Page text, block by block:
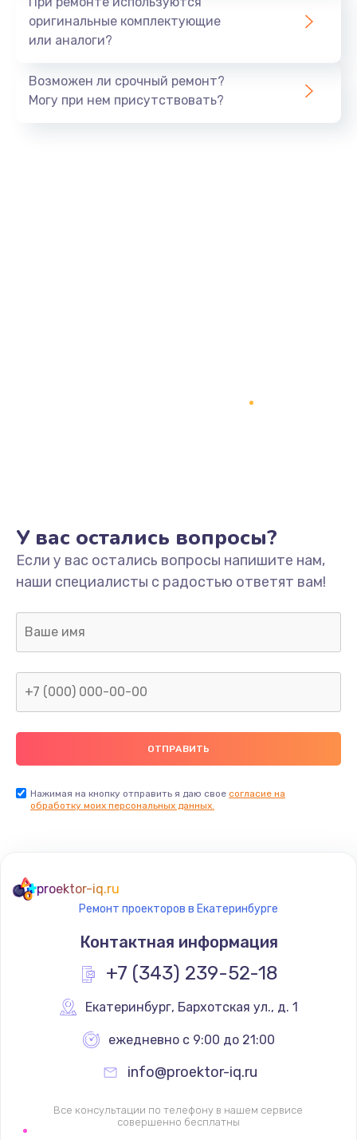
Заказать
4900 руб.
Заказать
Устранение ошибок
Заказать
Ремонт пищалок(твитеров)
900 руб.
Заказать
Ремонт цепей питания
Замена видеокарты
Заказать
1120 руб.
Заказать
Замена видеочипа
2745 руб.
оригинальные комплектующие
или аналоги?
Возможен ли срочный ремонт?
Могу при нем присутствовать?
У вас остались вопросы?
Если у вас остались вопросы напишите нам,
наши специалисты с радостью ответят вам!
Нажимая на кнопку отправить я даю свое согласие на
обработку моих персональных данных.
proektor-iq.ru
Ремонт проекторов в Екатеринбурге
Контактная информация
+7 (343) 239-52-18
Екатеринбург, Бархотская ул., д. 1
ежедневно с 9:00 до 21:00
info@proektor-iq.ru
Все консультации по телефону в нашем сервисе
совершенно бесплатны